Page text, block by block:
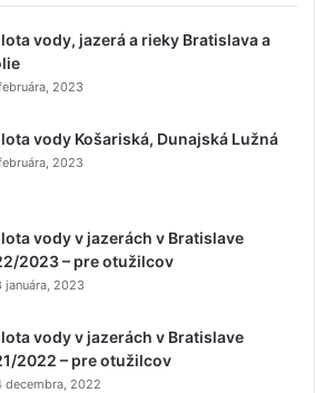
vody, jazerá a rieky Bratislava a
2023
vody Košariská, Dunajská Lužná
2023
vody v jazerách v Bratislave
2023 – pre otužilcov
januára, 2023
vody v jazerách v Bratislave
2022 – pre otužilcov
decembra, 2022